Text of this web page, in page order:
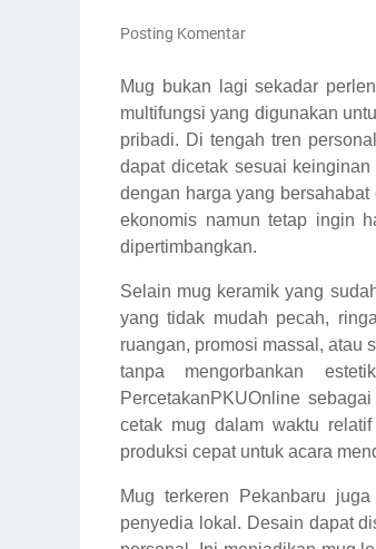
Posting Komentar
Mug bukan lagi sekadar
multifungsi yang digunakan
pribadi. Di tengah tren
dapat dicetak sesuai
dengan harga yang
ekonomis namun tetap ingin
dipertimbangkan.
Selain mug keramik yang
yang tidak mudah pecah,
ruangan, promosi massal, atau
tanpa mengorbankan
PercetakanPKUOnline
cetak mug dalam waktu
produksi cepat untuk acara
Mug terkeren Pekanbaru
penyedia lokal. Desain dapat